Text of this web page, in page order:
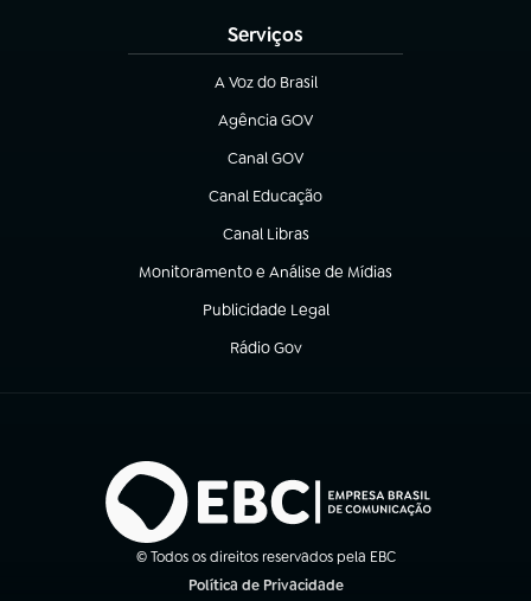
Serviços
A Voz do Brasil
(abre em nova aba)
Agência GOV
(abre em nova aba)
Canal GOV
(abre em nova aba)
Canal Educação
(abre em nova aba)
Canal Libras
(abre em nova aba)
Monitoramento e Análise de Mídias
(abre em nova aba)
Publicidade Legal
(abre em nova aba)
Rádio Gov
(abre em nova aba)
© Todos os direitos reservados pela EBC
Política de Privacidade